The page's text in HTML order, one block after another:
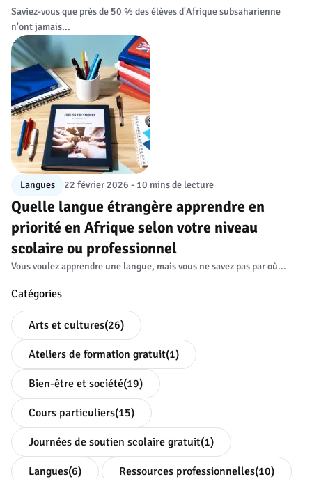
Saviez-vous que près de 50 % des élèves d'Afrique subsaharienne
n'ont jamais...
Langues 22 février 2026 - 10 mins de lecture
Quelle langue étrangère apprendre en
priorité en Afrique selon votre niveau
scolaire ou professionnel
Vous voulez apprendre une langue, mais vous ne savez pas par où...
Catégories
Arts et cultures(26)
Ateliers de formation gratuit(1)
Bien-être et société(19)
Cours particuliers(15)
Journées de soutien scolaire gratuit(1)
Langues(6) Ressources professionnelles(10)